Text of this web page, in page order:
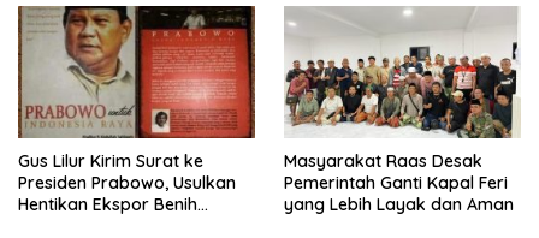
Kepastian
Gus Lilur Kirim Surat ke
Presiden Prabowo, Usulkan
Hentikan Ekspor Benih
Masyarakat Raas Desak
Pemerintah Ganti Kapal Feri
yang Lebih Layak dan Aman